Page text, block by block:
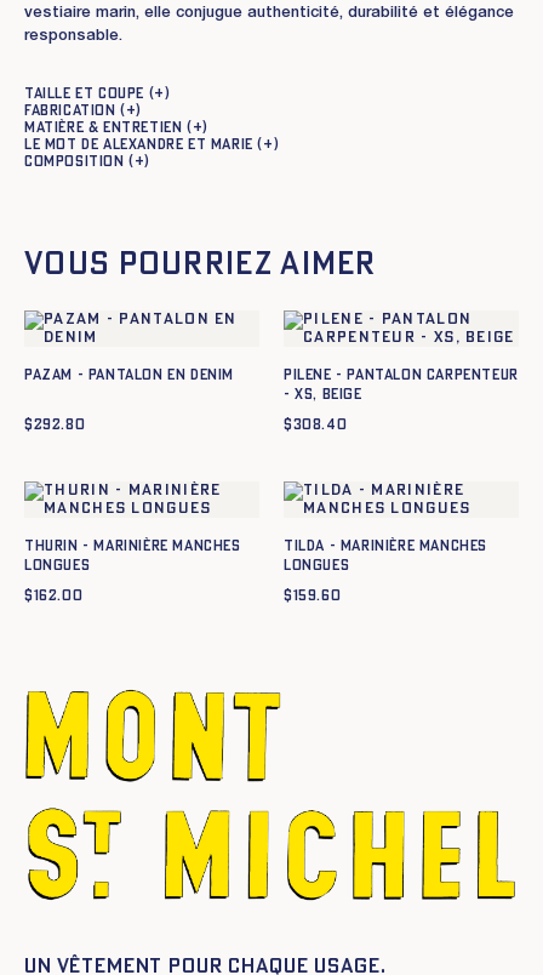
vestiaire marin, elle conjugue authenticité, durabilité et élégance
responsable.
Taille et coupe
Fabrication
Matière & entretien
Le mot de Alexandre et Marie
Composition
Vous pourriez aimer
PAZAM - PANTALON EN DENIM
$292.80
PILENE - PANTALON CARPENTEUR
- XS, BEIGE
$308.40
Thurin - Marinière manches
longues
$162.00
Tilda - Marinière manches
longues
$159.60
Un vêtement pour chaque usage.